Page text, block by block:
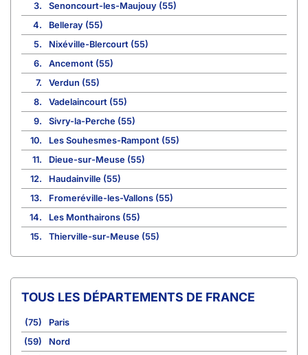
3.
Senoncourt-les-Maujouy (55)
4.
Belleray (55)
5.
Nixéville-Blercourt (55)
6.
Ancemont (55)
7.
Verdun (55)
8.
Vadelaincourt (55)
9.
Sivry-la-Perche (55)
10.
Les Souhesmes-Rampont (55)
11.
Dieue-sur-Meuse (55)
12.
Haudainville (55)
13.
Fromeréville-les-Vallons (55)
14.
Les Monthairons (55)
15.
Thierville-sur-Meuse (55)
TOUS LES DÉPARTEMENTS DE FRANCE
(75)
Paris
(59)
Nord